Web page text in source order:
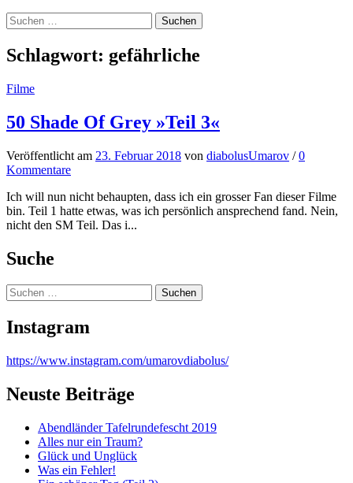
Suchen
nach:
Schlagwort: gefährliche
Filme
50 Shade Of Grey »Teil 3«
Veröffentlicht am 23. Februar 2018 von diabolusUmarov /0
Kommentare
Ich will nun nicht behaupten, dass ich ein grosser Fan dieser Filme
bin. Teil 1 hatte etwas, was ich persönlich ansprechend fand. Nein,
nicht den SM Teil. Das i...
Suche
Suchen
nach:
Instagram
https://www.instagram.com/umarovdiabolus/
Neuste Beiträge
Abendländer Tafelrundefescht 2019
Alles nur ein Traum?
Glück und Unglück
Was ein Fehler!